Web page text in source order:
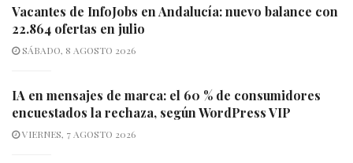
Vacantes de InfoJobs en Andalucía: nuevo balance con
22.864 ofertas en julio
SÁBADO, 8 AGOSTO 2026
IA en mensajes de marca: el 60 % de consumidores
encuestados la rechaza, según WordPress VIP
VIERNES, 7 AGOSTO 2026